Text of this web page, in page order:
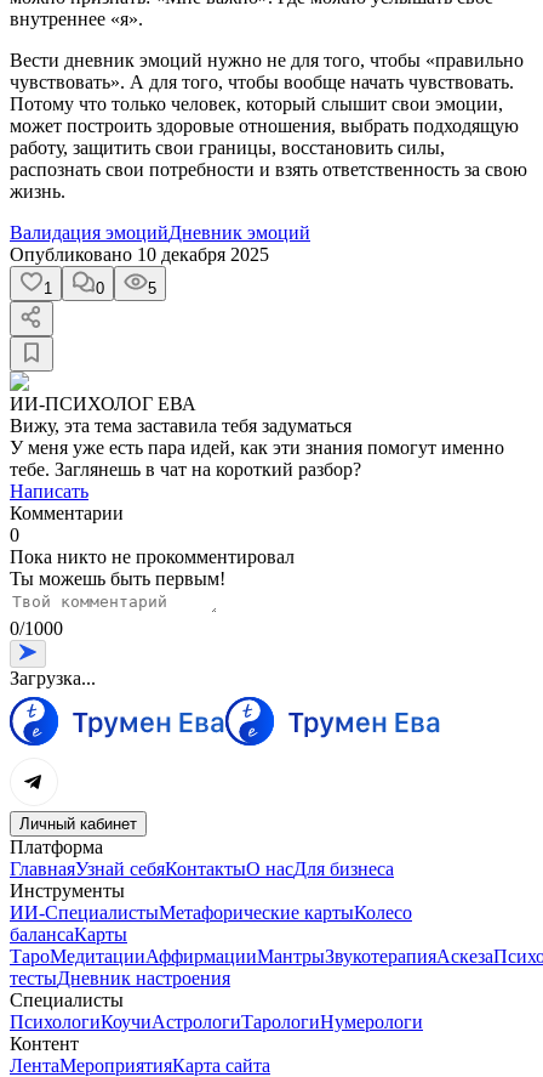
внутреннее «я».
Вести дневник эмоций нужно не для того, чтобы «правильно
чувствовать». А для того, чтобы вообще начать чувствовать.
Потому что только человек, который слышит свои эмоции,
может построить здоровые отношения, выбрать подходящую
работу, защитить свои границы, восстановить силы,
распознать свои потребности и взять ответственность за свою
жизнь.
Валидация эмоцийДневник эмоций
Опубликовано 10 декабря 2025
1 0 5
ИИ-ПСИХОЛОГ ЕВА
Вижу, эта тема заставила тебя задуматься
У меня уже есть пара идей, как эти знания помогут именно
тебе. Заглянешь в чат на короткий разбор?
Написать
Комментарии
0
Пока никто не прокомментировал
Ты можешь быть первым!
0/1000
Загрузка...
Личный кабинет
Платформа
ГлавнаяУзнай себяКонтактыО насДля бизнеса
Инструменты
ИИ-СпециалистыМетафорические картыКолесо
балансаКарты
ТароМедитацииАффирмацииМантрыЗвукотерапияАскеза
тестыДневник настроения
Специалисты
ПсихологиКоучиАстрологиТарологиНумерологи
Контент
ЛентаМероприятияКарта сайта